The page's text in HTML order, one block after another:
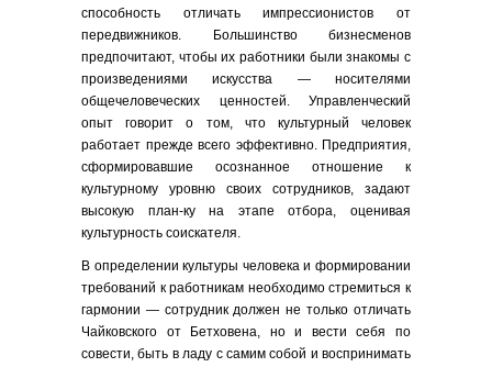
способность отличать импрессионистов от
передвижников. Большинство бизнесменов
предпочитают, чтобы их работники были знакомы с
произведениями искусства — носителями
общечеловеческих ценностей. Управленческий
опыт говорит о том, что культурный человек
работает прежде всего эффективно. Предприятия,
сформировавшие осознанное отношение к
культурному уровню своих сотрудников, задают
высокую план-ку на этапе отбора, оценивая
культурность соискателя.
В определении культуры человека и формировании
требований к работникам необходимо стремиться к
гармонии — сотрудник должен не только отличать
Чайковского от Бетховена, но и вести себя по
совести, быть в ладу с самим собой и воспринимать